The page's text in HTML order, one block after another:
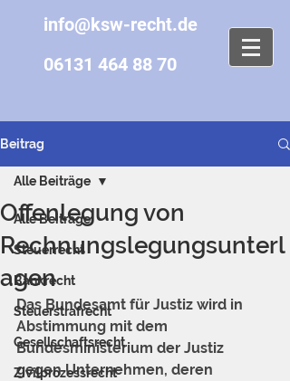
info@ksw-recht.de
06131 464 88 70
Beitrag
Alle Beiträge
Steuerrecht
Bankrecht
Steuerstrafrecht
Gesellschaftsrecht
Zivilprozessrecht
Alle Beiträge
Offenlegung von
Rechnungslegungsunterl
agen
Das Bundesamt für Justiz wird in
Abstimmung mit dem
Bundesministerium der Justiz
gegen Unternehmen, deren